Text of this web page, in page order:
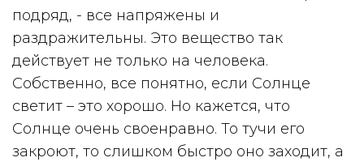
подряд, - все напряжены и
раздражительны. Это вещество так
действует не только на человека.
Собственно, все понятно, если Солнце
светит – это хорошо. Но кажется, что
Солнце очень своенравно. То тучи его
закроют, то слишком быстро оно заходит, а